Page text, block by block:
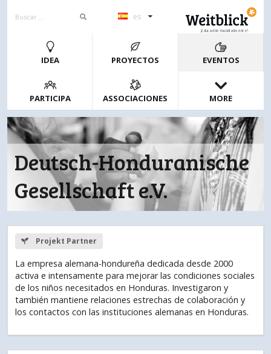
es
¡Educación mundialmente!
IDEA PROYECTOS EVENTOS
PARTICIPA ASSOCIACIONES MORE
Deutsch-Honduranische
Gesellschaft e.V.
Projekt Partner
La empresa alemana-hondureña dedicada desde 2000
activa e intensamente para mejorar las condiciones sociales
de los niños necesitados en Honduras. Investigaron y
también mantiene relaciones estrechas de colaboración y
los contactos con las instituciones alemanas en Honduras.